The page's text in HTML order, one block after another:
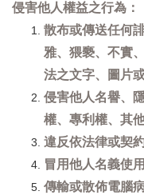
侵害他人權益之行為：
散布或傳送任何
雅、猥褻、不實
法之文字、圖片
侵害他人名譽、
權、專利權、其
違反依法律或契
冒用他人名義使
傳輸或散佈電腦病